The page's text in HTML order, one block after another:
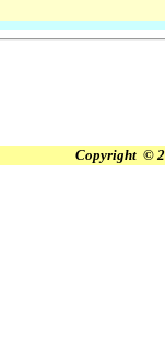
Copyright ©